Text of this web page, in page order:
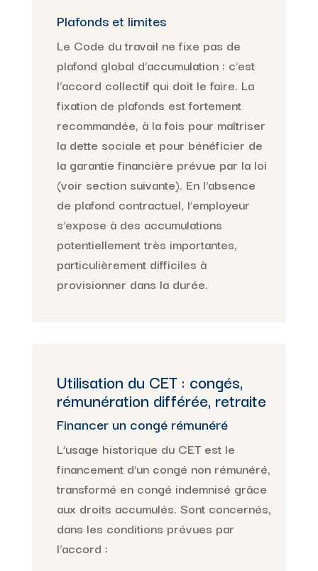
Plafonds et limites
Le Code du travail ne fixe pas de
plafond global d’accumulation : c’est
l’accord collectif qui doit le faire. La
fixation de plafonds est fortement
recommandée, à la fois pour maîtriser
la dette sociale et pour bénéficier de
la garantie financière prévue par la loi
(voir section suivante). En l’absence
de plafond contractuel, l’employeur
s’expose à des accumulations
potentiellement très importantes,
particulièrement difficiles à
provisionner dans la durée.
Utilisation du CET : congés,
rémunération différée, retraite
Financer un congé rémunéré
L’usage historique du CET est le
financement d’un congé non rémunéré,
transformé en congé indemnisé grâce
aux droits accumulés. Sont concernés,
dans les conditions prévues par
l’accord :